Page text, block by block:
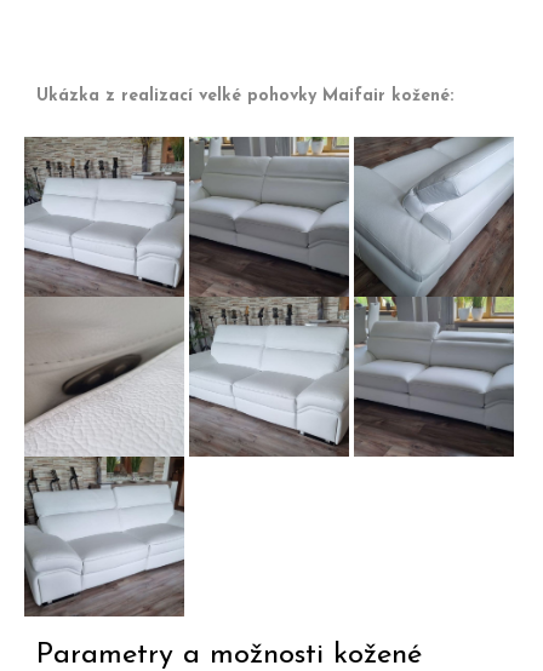
Ukázka z realizací velké pohovky Maifair kožené:
Maifair s
elektrickým
polohováním
pro
vynikajícího
kytarystu z
Maifair v bílé
kůži bez
elektrického
polohování
Maifair v bílé
hovězí kůži
zadní pohled
na sedačku
elektrickým
polohováním,
detail
skrytého
ovládacího
tlačítka mezi
područkou a
boční stranou
sedacího
polštáře.
Sedací
souprava
Maifair v bílé
kůži
Kožená
sedací
souprava
Maifair v bílé
kůži se
sklopeným
Sedací
souprava
kožená
Maifair se
skrytým
polohovacím
tlačítkem na
Parametry a možnosti kožené